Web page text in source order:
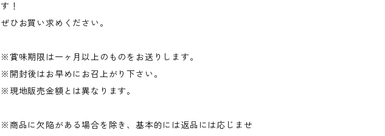
す！
ぜひお買い求めください。
※賞味期限は一ヶ月以上のものをお送りします。
※開封後はお早めにお召上がり下さい。
※現地販売金額とは異なります。
※商品に欠陥がある場合を除き、基本的には返品には応じませ